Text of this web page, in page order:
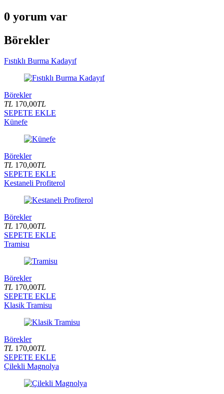
0 yorum var
Börekler
Fıstıklı Burma Kadayıf
Börekler
TL 170,00TL
SEPETE EKLE
Künefe
Börekler
TL 170,00TL
SEPETE EKLE
Kestaneli Profiterol
Börekler
TL 170,00TL
SEPETE EKLE
Tramisu
Börekler
TL 170,00TL
SEPETE EKLE
Klasik Tramisu
Börekler
TL 170,00TL
SEPETE EKLE
Çilekli Magnolya